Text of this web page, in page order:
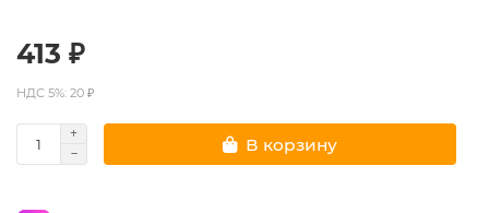
413 ₽
НДС 5%: 20 ₽
В корзину